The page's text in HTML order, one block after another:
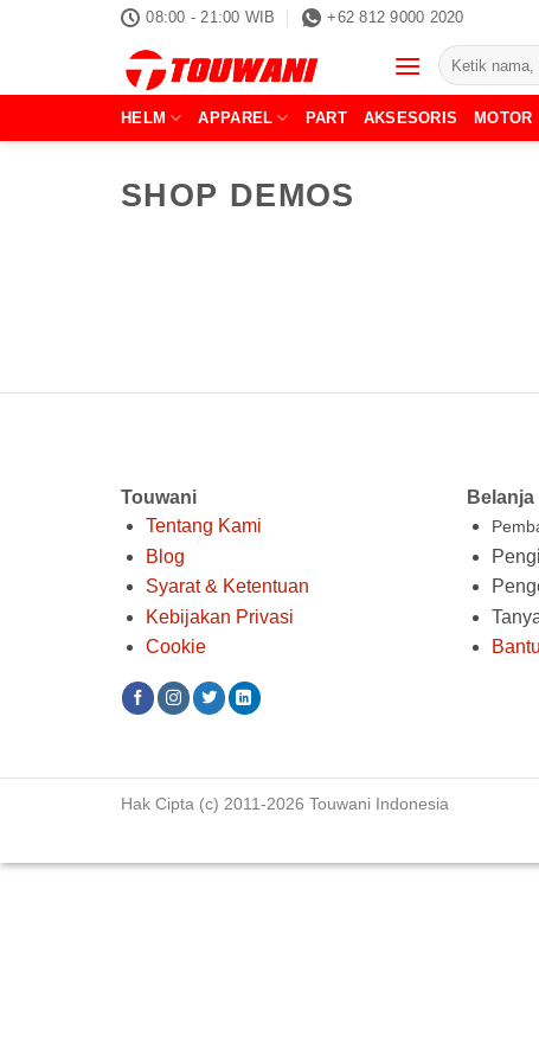
08:00 - 21:00 WIB +62 812 9000 2020
Pencarian
untuk:
HELM APPAREL PART AKSESORIS MOTOR
SHOP DEMOS
Touwani
Tentang Kami
Blog
Syarat & Ketentuan
Kebijakan Privasi
Cookie
Belanja
Hak Cipta (c) 2011-2026 Touwani Indonesia